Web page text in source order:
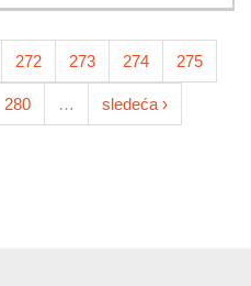
272 273 274 275
280 … sledeća ›